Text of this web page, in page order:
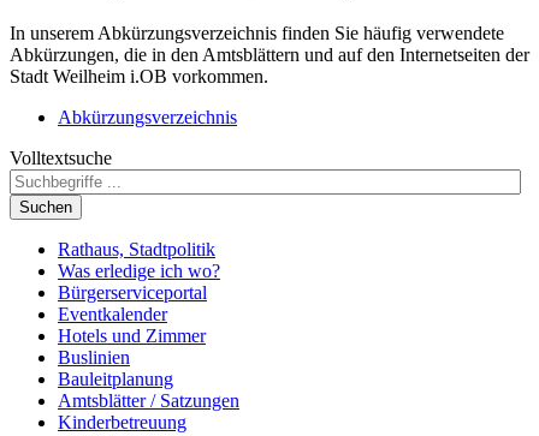
In unserem Abkürzungsverzeichnis finden Sie häufig verwendete
Abkürzungen, die in den Amtsblättern und auf den Internetseiten der
Stadt Weilheim i.OB vorkommen.
Abkürzungsverzeichnis
Volltextsuche
Suchen
Rathaus, Stadtpolitik
Was erledige ich wo?
Bürgerserviceportal
Eventkalender
Hotels und Zimmer
Buslinien
Bauleitplanung
Amtsblätter / Satzungen
Kinderbetreuung